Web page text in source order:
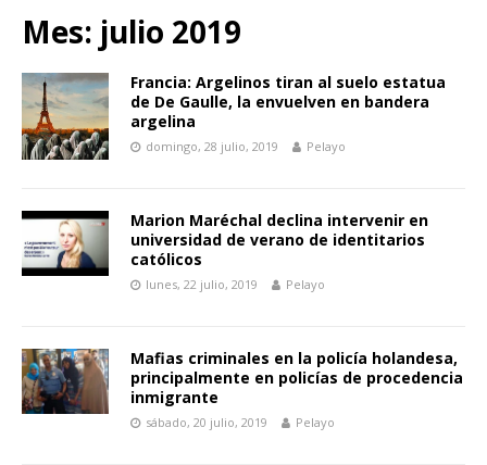
Mes: julio 2019
Francia: Argelinos tiran al suelo estatua
de De Gaulle, la envuelven en bandera
argelina
domingo, 28 julio, 2019 Pelayo
Marion Maréchal declina intervenir en
universidad de verano de identitarios
católicos
lunes, 22 julio, 2019 Pelayo
Mafias criminales en la policía holandesa,
principalmente en policías de procedencia
inmigrante
sábado, 20 julio, 2019 Pelayo